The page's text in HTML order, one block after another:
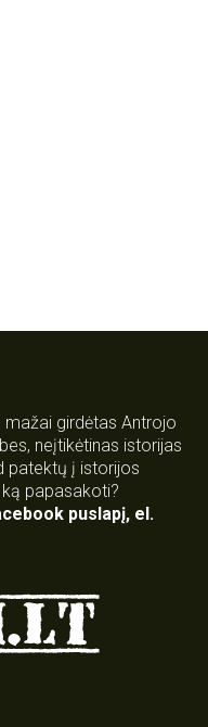
girdėtas Antrojo
neįtikėtinas istorijas
patektų į istorijos
papasakoti?
puslapį, el.